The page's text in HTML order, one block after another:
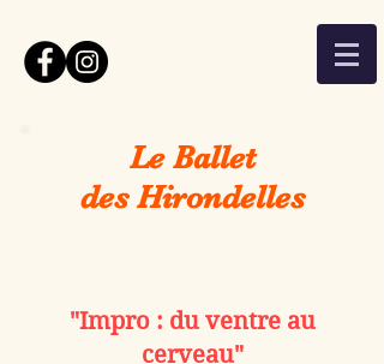
Le Ballet
des Hirondelles
"Impro : du ventre au
cerveau"